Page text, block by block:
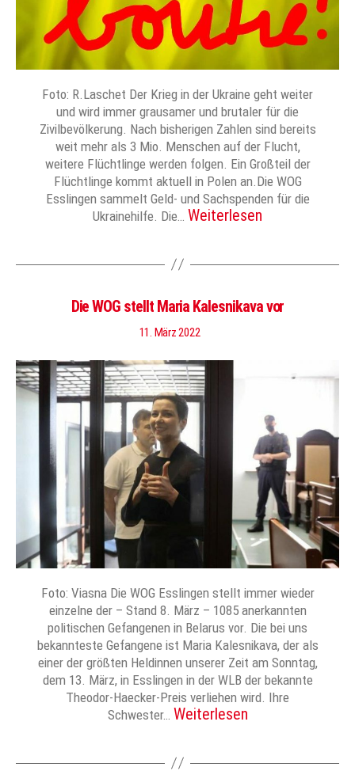
Foto: R.Laschet Der Krieg in der Ukraine geht weiter
und wird immer grausamer und brutaler für die
Zivilbevölkerung. Nach bisherigen Zahlen sind bereits
weit mehr als 3 Mio. Menschen auf der Flucht,
weitere Flüchtlinge werden folgen. Ein Großteil der
Flüchtlinge kommt aktuell in Polen an.Die WOG
Esslingen sammelt Geld- und Sachspenden für die
Ukrainehilfe. Die… Weiterlesen
Die WOG stellt Maria Kalesnikava vor
11. März 2022
Foto: Viasna Die WOG Esslingen stellt immer wieder
einzelne der – Stand 8. März – 1085 anerkannten
politischen Gefangenen in Belarus vor. Die bei uns
bekannteste Gefangene ist Maria Kalesnikava, der als
einer der größten Heldinnen unserer Zeit am Sonntag,
dem 13. März, in Esslingen in der WLB der bekannte
Theodor-Haecker-Preis verliehen wird. Ihre
Schwester… Weiterlesen